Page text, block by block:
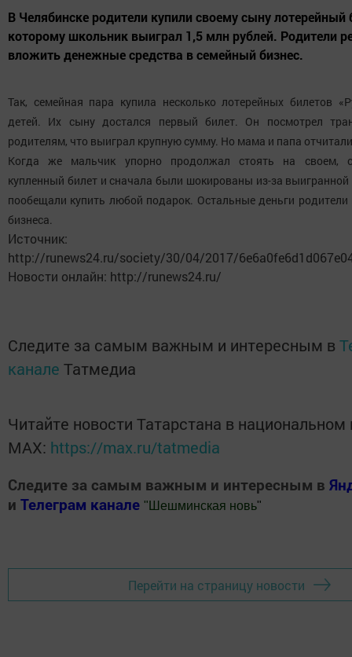
В Челябинске родители купили своему сыну лотерейный
которому школьник выиграл 1,5 млн рублей. Родители
вложить денежные средства в семейный бизнес.
Так, семейная пара купила несколько лотерейных билетов
детей. Их сыну достался первый билет. Он посмотрел
родителям, что выиграл крупную сумму. Но мама и папа
Когда же мальчик упорно продолжал стоять на своем,
купленный билет и сначала были шокированы из-за
пообещали купить любой подарок. Остальные деньги
бизнеса.
Источник:
http://runews24.ru/society/30/04/2017/
Новости онлайн: http://runews24.ru/
Следите за самым важным и интересным в
канале Татмедиа
Читайте новости Татарстана в
MАХ: https://max.ru/tatmedia
Следите за самым важным и интересным в
и Телеграм канале " Шешминская новь"
Перейти на страницу новости